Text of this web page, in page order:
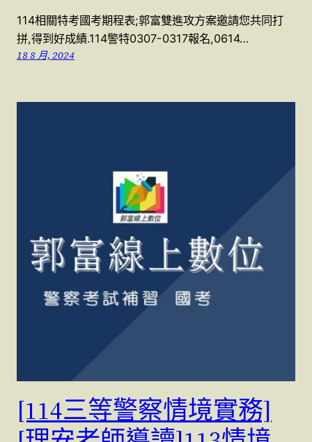
114相關特考國考期程表;郭富雙進攻方案邀請您共同打
拼,得到好成績.114警特0307-0317報名,0614…
18 8 月, 2024
[114三等警察情境實務]